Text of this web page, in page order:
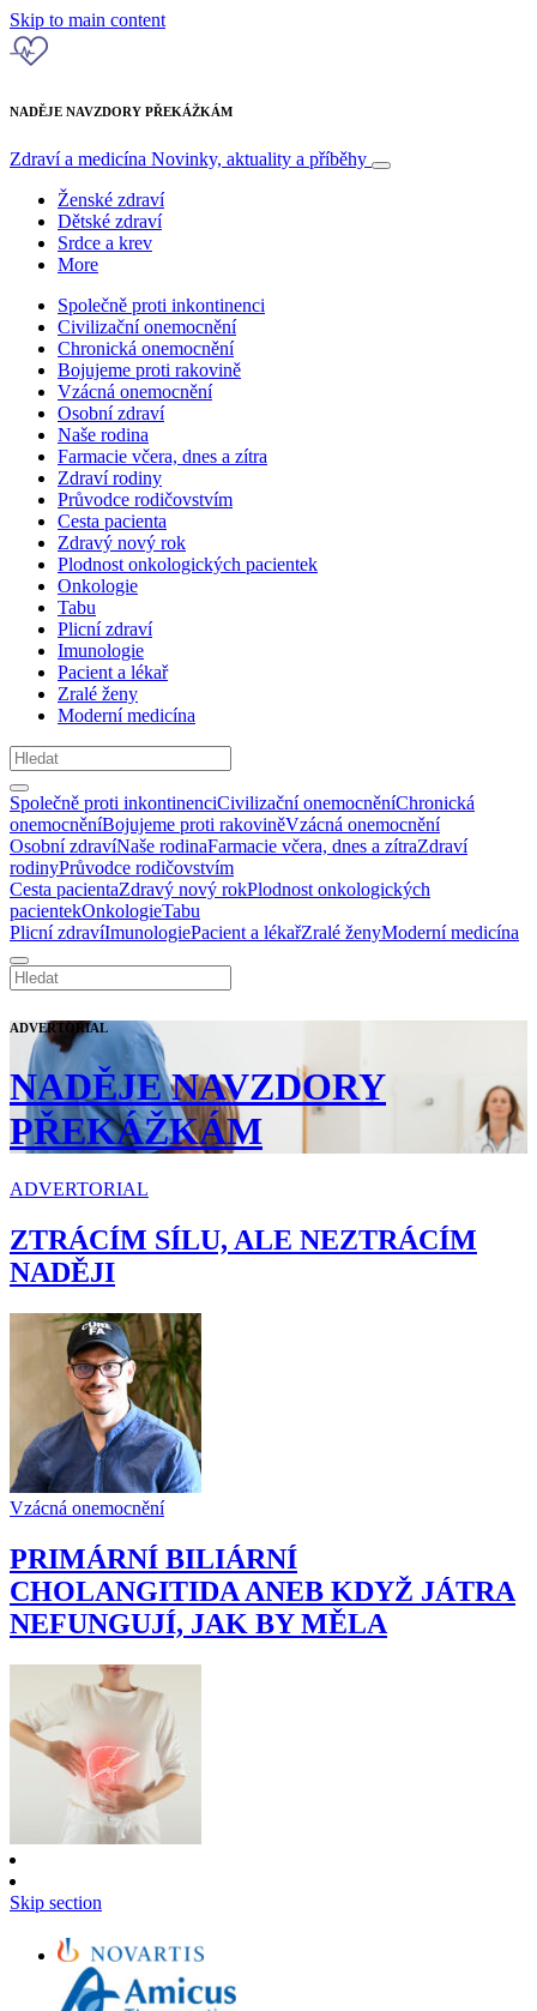
Skip to main content
NADĚJE NAVZDORY PŘEKÁŽKÁM
Zdraví a medicína Novinky, aktuality a příběhy
Ženské zdraví
Dětské zdraví
Srdce a krev
More
Společně proti inkontinenci
Civilizační onemocnění
Chronická onemocnění
Bojujeme proti rakovině
Vzácná onemocnění
Osobní zdraví
Naše rodina
Farmacie včera, dnes a zítra
Zdraví rodiny
Průvodce rodičovstvím
Cesta pacienta
Zdravý nový rok
Plodnost onkologických pacientek
Onkologie
Tabu
Plicní zdraví
Imunologie
Pacient a lékař
Zralé ženy
Moderní medicína
Společně proti inkontinenciCivilizační onemocněníChronická
onemocněníBojujeme proti rakoviněVzácná onemocnění
Osobní zdravíNaše rodinaFarmacie včera, dnes a zítraZdraví
rodinyPrůvodce rodičovstvím
Cesta pacientaZdravý nový rokPlodnost onkologických
pacientekOnkologieTabu
Plicní zdravíImunologiePacient a lékařZralé ženyModerní medicína
ADVERTORIAL
NADĚJE NAVZDORY
PŘEKÁŽKÁM
ADVERTORIAL
ZTRÁCÍM SÍLU, ALE NEZTRÁCÍM
NADĚJI
Vzácná onemocnění
PRIMÁRNÍ BILIÁRNÍ
CHOLANGITIDA ANEB KDYŽ JÁTRA
NEFUNGUJÍ, JAK BY MĚLA
Skip section